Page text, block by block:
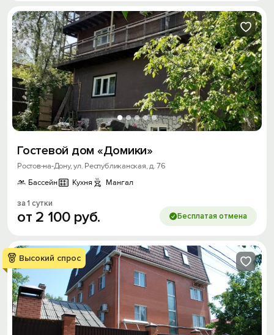
Гостевой дом «Домики»
Ростов-на-Дону, ул. Республиканская, д. 76
Бассейн
Кухня Мангал
за 1 сутки
от 2 100 руб. Бесплатая отмена
Высокий спрос